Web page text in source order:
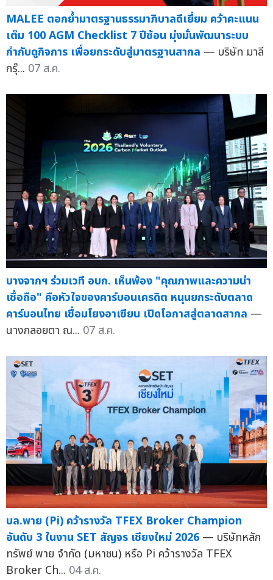
MALEE ตอกย้ำมาตรฐานธรรมาภิบาลดีเยี่ยม คว้าคะแนน
เต็ม 100 AGM Checklist 7 ปีซ้อน มุ่งมั่นพัฒนาระบบ
กำกับดูกิจการ เพื่อยกระดับสู่มาตรฐานสากล — บริษัท มาลี
กรุ๊... 07 ส.ค.
บางจากฯ ร่วมเวที อบก. เห็นพ้อง "คุณภาพและความน่า
เชื่อถือ" คือหัวใจของคาร์บอนเครดิต หนุนยกระดับตลาด
คาร์บอนไทย เชื่อมโยงอาเซียน เปิดโอกาสสู่ตลาดสากล —
นางกลอยตา ณ... 07 ส.ค.
บล.พาย (Pi) คว้ารางวัล TFEX Broker Champion
อันดับ 3 ในงาน SET สัญจร เชียงใหม่ 2026 — บริษัทหลัก
ทรัพย์ พาย จำกัด (มหาชน) หรือ Pi คว้ารางวัล TFEX
Broker Ch... 04 ส.ค.